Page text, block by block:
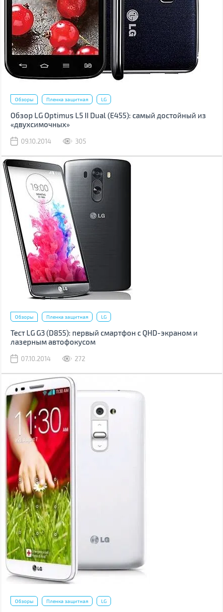
Обзоры Пленка защитная LG
Обзор LG Optimus L5 II Dual (Е455): самый достойный из
«двухсимочных»
09.10.2014 305
Обзоры Пленка защитная LG
Тест LG G3 (D855): первый смартфон с QHD-экраном и
лазерным автофокусом
07.10.2014 272
Обзоры Пленка защитная LG